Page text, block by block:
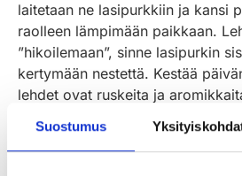
Suostumus
laitetaan ne lasipurkkiin ja kansi
raolleen lämpimään paikkaan.
”hikoilemaan”, sinne lasipurkin
kertymään nestettä. Kestää
lehdet ovat ruskeita ja
Vieltojärvi.